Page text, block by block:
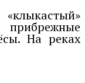
На реках